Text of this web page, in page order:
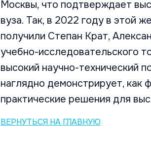
Москвы, что подтверждает
вуза. Так, в 2022 году в этой
получили Степан Крат,
учебно-исследовательского
высокий научно-
наглядно демонстрирует, как
практические решения для
ВЕРНУТЬСЯ НА ГЛАВНУЮ